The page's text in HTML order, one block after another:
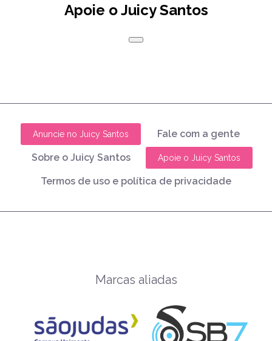
Apoie o Juicy Santos
Anuncie no Juicy Santos Fale com a gente
Sobre o Juicy Santos Apoie o Juicy Santos
Termos de uso e política de privacidade
Marcas aliadas